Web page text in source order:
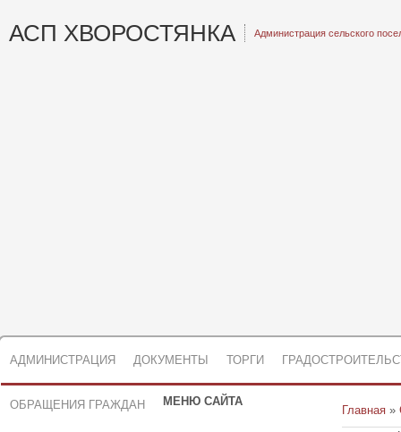
АСП ХВОРОСТЯНКА Администрация сельского
АДМИНИСТРАЦИЯ ДОКУМЕНТЫ ТОРГИ
ОБРАЩЕНИЯ ГРАЖДАН МЕНЮ САЙТА
Главная »